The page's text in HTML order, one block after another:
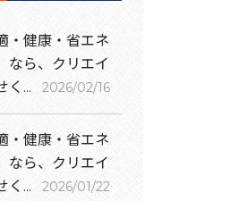
・健康・省エネ
なら、クリエイ
く...
2026/02/16
・健康・省エネ
なら、クリエイ
く...
2026/01/22